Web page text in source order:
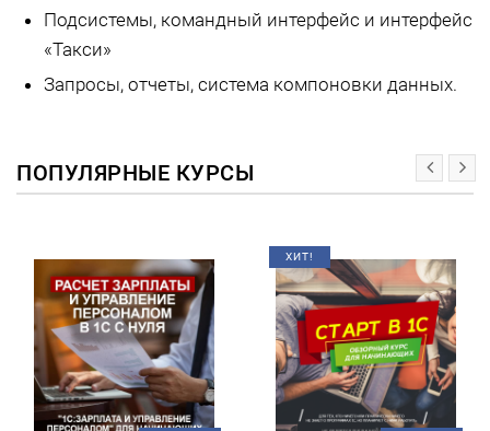
Подсистемы, командный интерфейс и интерфейс
«Такси»
Запросы, отчеты, система компоновки данных.
ПОПУЛЯРНЫЕ КУРСЫ
ХИТ!